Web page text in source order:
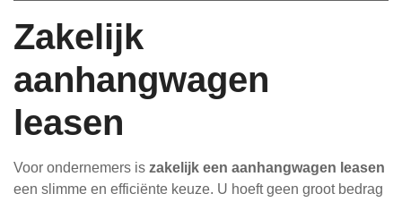
Zakelijk
aanhangwagen
leasen
Voor ondernemers is zakelijk een aanhangwagen leasen
een slimme en efficiënte keuze. U hoeft geen groot bedrag